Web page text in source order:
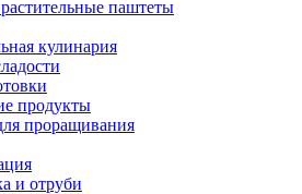
паштеты
кулинария
продукты
проращивания
и отруби